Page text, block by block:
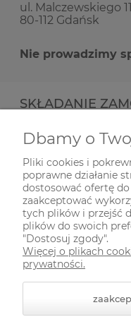
ul. Malczewskiego
80-112 Gdańsk
Nie prowadzimy
SKŁADANIE
INFORMACJE
ODWIEDŹ NAS
Dbamy o
Pliki cookies i
poprawne działanie
dostosować ofertę
zaakceptować
tych plików i przejść
plików do swoich
"Dostosuj zgody".
Więcej o plikach
prywatności.